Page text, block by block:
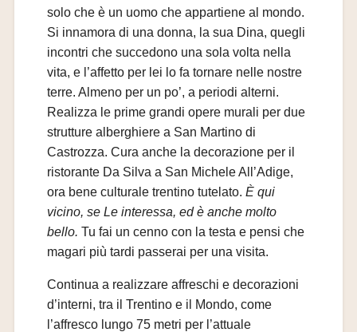
solo che è un uomo che appartiene al mondo.
Si innamora di una donna, la sua Dina, quegli
incontri che succedono una sola volta nella
vita, e l’affetto per lei lo fa tornare nelle nostre
terre. Almeno per un po’, a periodi alterni.
Realizza le prime grandi opere murali per due
strutture alberghiere a San Martino di
Castrozza. Cura anche la decorazione per il
ristorante Da Silva a San Michele All’Adige,
ora bene culturale trentino tutelato. È qui
vicino, se Le interessa, ed è anche molto
bello. Tu fai un cenno con la testa e pensi che
magari più tardi passerai per una visita.
Continua a realizzare affreschi e decorazioni
d’interni, tra il Trentino e il Mondo, come
l’affresco lungo 75 metri per l’attuale